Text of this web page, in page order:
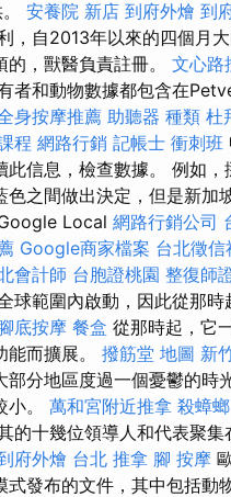
安養院 新店 到府外燴 到
，自2013年以來的四個月大
，獸醫負責註冊。 文心路
者和動物數據都包含在
身按摩推薦 助聽器 種類 杜
程 網路行銷 記帳士 衝刺班
此信息，檢查數據。 例如，
色之間做出決定，但是新加
Local 網路行銷公司
Google商家檔案 台北徵信
會計師 台胞證桃園 整復師
球範圍內啟動，因此從那時
底按摩 餐盒 從那時起，它
而擴展。 撥筋堂 地圖 新
部分地區度過一個憂鬱的時
小。 萬和宮附近推拿 殺蟑螂
的十幾位領導人和代表聚集
府外燴 台北 推拿 腳 按摩
式發布的文件，其中包括動